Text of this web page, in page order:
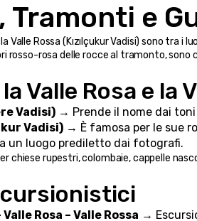
Tramonti e
Valle Rossa (Kızılçukur Vadisi) sono tra
rosso-rosa delle rocce al tramonto,
Valle Rosa e la
Vadisi) → Prende il nome dai toni
Vadisi) → È famosa per le sue
un luogo prediletto dai fotografi.
chiese rupestri, colombaie, cappelle
Rosa – Valle Rossa →